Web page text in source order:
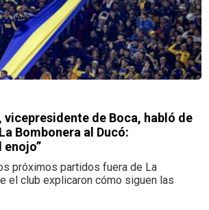
vicepresidente de Boca, habló de
Bombonera al Ducó:
enojo”
próximos partidos fuera de La
el club explicaron cómo siguen las